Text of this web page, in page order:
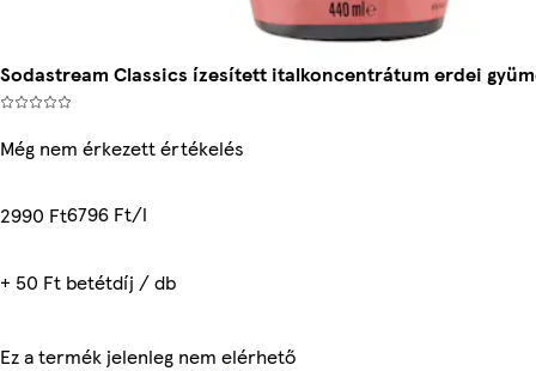
Sodastream Classics ízesített italkoncentrátum erdei
Még nem érkezett értékelés
2990 Ft6796 Ft/l
+ 50 Ft betétdíj / db
Ez a termék jelenleg nem elérhető